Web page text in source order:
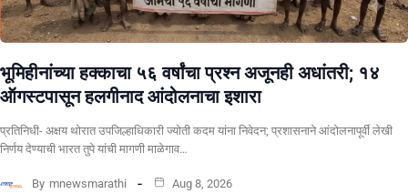
भूमिहीनांच्या हक्काचा ५६ वर्षांचा प्रश्न अजूनही अधांतरी; १४
ऑगस्टपासून हलगीनाद आंदोलनाचा इशारा
प्रतिनिधी- अक्षय थोरात उपजिल्हाधिकारी ज्योती कदम यांना निवेदन; प्रशासनाने आंदोलनापूर्वी लेखी
निर्णय देण्याची भारत तुपे यांची मागणी माळेगाव…
By mnewsmarathi Aug 8, 2026